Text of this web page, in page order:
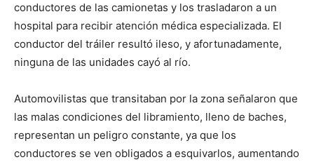
conductores de las camionetas y los trasladaron a un
hospital para recibir atención médica especializada. El
conductor del tráiler resultó ileso, y afortunadamente,
ninguna de las unidades cayó al río.
Automovilistas que transitaban por la zona señalaron que
las malas condiciones del libramiento, lleno de baches,
representan un peligro constante, ya que los
conductores se ven obligados a esquivarlos, aumentando